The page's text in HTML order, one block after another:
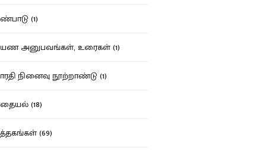
(1)
அனுபவங்கள், உரைகள் (1)
நினைவு நூற்றாண்டு (1)
(18)
(69)